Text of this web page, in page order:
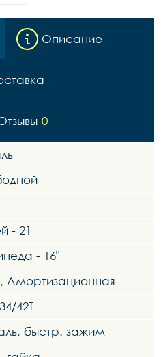
Описание
0
- 21
- 16"
Амортизационная
42Т
быстр. зажим